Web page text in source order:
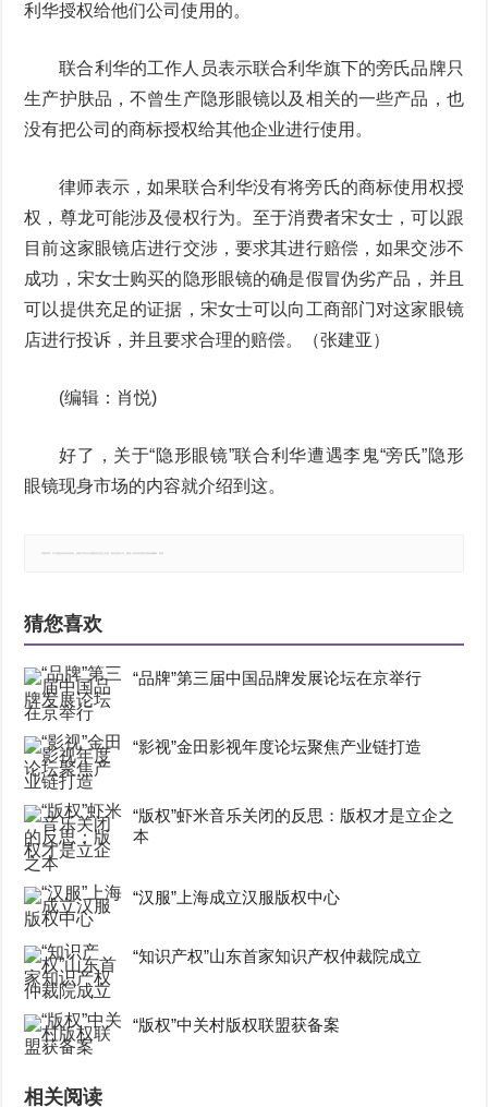
利华授权给他们公司使用的。
联合利华的工作人员表示联合利华旗下的旁氏品牌只
生产护肤品，不曾生产隐形眼镜以及相关的一些产品，也
没有把公司的商标授权给其他企业进行使用。
律师表示，如果联合利华没有将旁氏的商标使用权授
权，尊龙可能涉及侵权行为。至于消费者宋女士，可以跟
目前这家眼镜店进行交涉，要求其进行赔偿，如果交涉不
成功，宋女士购买的隐形眼镜的确是假冒伪劣产品，并且
可以提供充足的证据，宋女士可以向工商部门对这家眼镜
店进行投诉，并且要求合理的赔偿。（张建亚）
(编辑：肖悦)
好了，关于“隐形眼镜”联合利华遭遇李鬼“旁氏”隐形
眼镜现身市场的内容就介绍到这。
猜您喜欢
“品牌”第三届中国品牌发展论坛在京举行
“影视”金田影视年度论坛聚焦产业链打造
“版权”虾米音乐关闭的反思：版权才是立企之
本
“汉服”上海成立汉服版权中心
“知识产权”山东首家知识产权仲裁院成立
“版权”中关村版权联盟获备案
相关阅读